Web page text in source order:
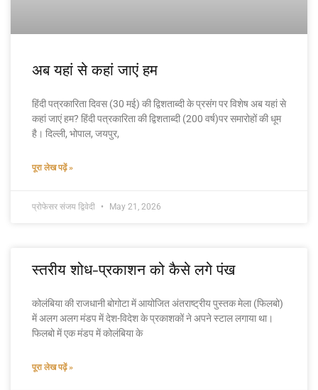
अब यहां से कहां जाएं हम
हिंदी पत्रकारिता दिवस (30 मई) की द्विशताब्दी के प्रसंग पर विशेष अब यहां से
कहां जाएं हम? हिंदी पत्रकारिता की द्विशताब्दी (200 वर्ष)पर समारोहों की धूम
है। दिल्ली, भोपाल, जयपुर,
पूरा लेख पढ़ें »
प्रोफेसर संजय द्विवेदी May 21, 2026
स्तरीय शोध-प्रकाशन को कैसे लगे पंख
कोलंबिया की राजधानी बोगोटा में आयोजित अंतराष्ट्रीय पुस्तक मेला (फिलबो)
में अलग अलग मंडप में देश-विदेश के प्रकाशकों ने अपने स्टाल लगाया था।
फिलबो में एक मंडप में कोलंबिया के
पूरा लेख पढ़ें »